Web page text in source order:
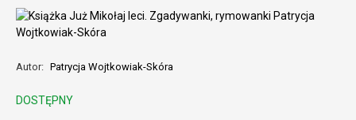
Autor: Patrycja Wojtkowiak-Skóra
DOSTĘPNY